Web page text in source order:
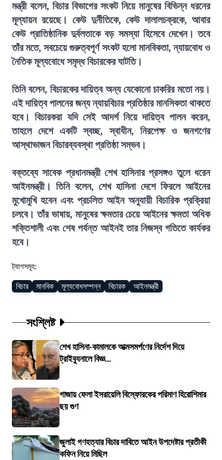
মন্ত্রী বলেন, বিচার বিভাগের সংকট নিয়ে মানুষের বিভিন্ন ধরনের
মূল্যায়ন রয়েছে। কেউ দুর্নীতিকে, কেউ দালালচক্রকে, আবার
কেউ প্রাতিষ্ঠানিক দুর্বলতাকে বড় সমস্যা হিসেবে দেখেন। তবে
তাঁর মতে, সবচেয়ে গুরুত্বপূর্ণ সংকট হলো মানবিকতা, ন্যায়বোধ ও
নৈতিক মূল্যবোধে সমৃদ্ধ বিচারকের ঘাটতি।
তিনি বলেন, বিচারকের দায়িত্ব অন্য যেকোনো চাকরির মতো নয়।
এই দায়িত্ব পালনের জন্য ন্যায়বিচার প্রতিষ্ঠার মানসিকতা থাকতে
হবে। বিচারকরা যদি সেই আদর্শ নিয়ে দায়িত্ব পালন করেন,
তাহলে দেশে একটি স্বচ্ছ, স্বাধীন, নিরপেক্ষ ও জনগণের
আস্থাভাজন বিচারব্যবস্থা প্রতিষ্ঠা সম্ভব।
বক্তব্যে সাবেক প্রধানমন্ত্রী শেখ হাসিনার প্রসঙ্গও তুলে ধরেন
আইনমন্ত্রী। তিনি বলেন, শেখ হাসিনা দেশে ফিরলে আইনের
মুখোমুখি হবেন এবং প্রচলিত আইন অনুযায়ী বিচারিক প্রক্রিয়া
চলবে। তাঁর ভাষায়, মানুষের ক্ষমতার চেয়ে আইনের ক্ষমতা অধিক
শক্তিশালী এবং শেষ পর্যন্ত আইনই তার নিজস্ব গতিতে কার্যকর
হবে।
ট্যাগসমূহ:
বিচার মানবিক মূল্যবোধসম্পন্ন বিচারক আইনমন্ত্রী
সংশ্লিষ্ট
শেখ হাসিনা-কামালকে আত্মসমর্পণের নির্দেশ দিয়ে
ট্রাইব্যুনালে বিজ্ঞ...
গাজায় ফেলা ইসরায়েলি বিস্ফোরকের পরিমাণ হিরোশিমার
ছয় গুণ
জুলাই গণহত্যার বিচার দাবিতে আইন উপদেষ্টার প্রতীকী
কফিন নিয়ে মিছিল